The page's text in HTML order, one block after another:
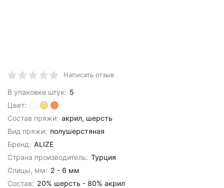
Написать отзыв
В упаковке штук: 5
Цвет:
Состав пряжи: акрил, шерсть
Вид пряжи: полушерстяная
Бренд: ALIZE
Страна производитель: Турция
Спицы, мм: 2 - 6 мм
Состав: 20% шерсть - 80% акрил